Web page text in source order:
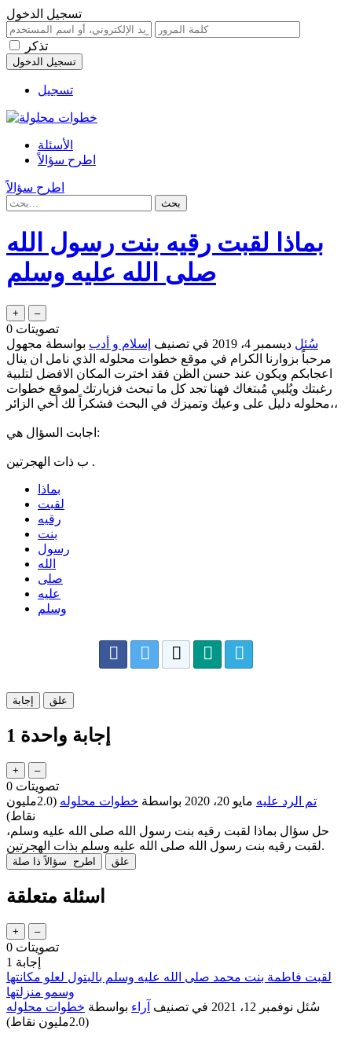
تسجيل الدخول
تذكر
تسجيل
الأسئلة
اطرح سؤالاً
اطرح سؤالاً
بماذا لقبت رقيه بنت رسول الله
صلى الله عليه وسلم
0 تصويتات
سُئل ديسمبر 4، 2019 في تصنيف إسلام و أدب بواسطة مجهول
مرحباً بزوارنا الكرام في موقع خطوات محلوله الذي نامل ان ينال
اعجابكم ويكون عند حسن الظن فقد اخترت المكان الافضل لتلبية
رغبتك ويُلبي مُبتغاك فهنا تجد كل ما تبحث فزيارتك لموقع خطوات
محلوله دليل على وعيك وتميزك في البحث فشكراً لك أخي الزائر،،
اجابت السؤال هي:
ب ذات الهجرتين .
بماذا
لقبت
رقيه
بنت
رسول
الله
صلى
عليه
وسلم
1 إجابة واحدة
0 تصويتات
تم الرد عليه مايو 20، 2020 بواسطة خطوات محلوله (2.0مليون
نقاط)
حل سؤال بماذا لقبت رقيه بنت رسول الله صلى الله عليه وسلم،
لقبت رقيه بنت رسول الله صلى الله عليه وسلم بذات الهجرتين.
اسئلة متعلقة
0 تصويتات
1 إجابة
لقبت فاطمة بنت محمد صلى الله عليه وسلم بالبتول لعلو مكانتها
وسمو منزلتها
سُئل نوفمبر 12، 2021 في تصنيف آراء بواسطة خطوات محلوله
(2.0مليون نقاط)